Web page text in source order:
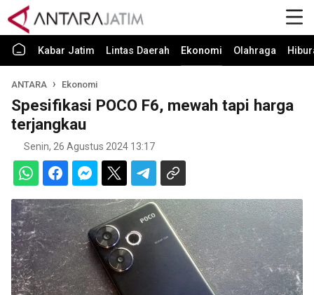
Kabar Jatim Lintas Daerah Ekonomi Olahraga
ANTARA Ekonomi
Spesifikasi POCO F6, mewah tapi harga
terjangkau
Senin, 26 Agustus 2024 13:17